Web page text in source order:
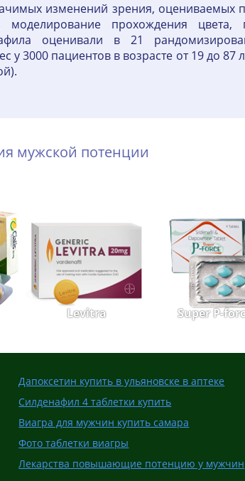
изменений зрения, оцениваемых
моделирование прохождения
оценивали в 21
3000 пациентов в возрасте от 19 до 87
мужской потенции
Levitra Super P-
Дапоксетин купить в ульяновске в аптеке
Силденафил 4 таблетки купить
Виагра для мужчин купить самара
Фото таблетки виагры
Лекарства повышающие потенцию у мужчин